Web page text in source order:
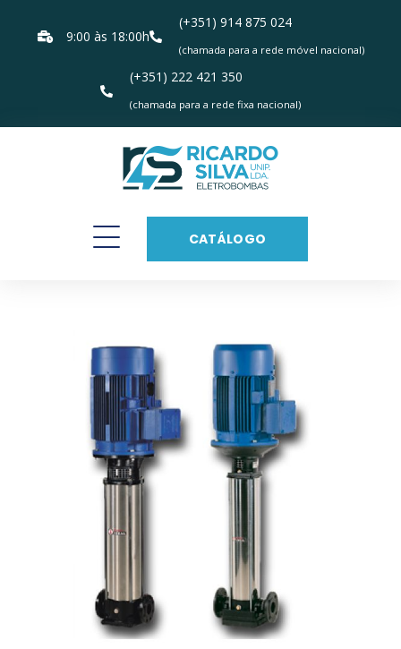
9:00 às 18:00h
(+351) 914 875 024
(chamada para a rede móvel nacional)
(+351) 222 421 350
(chamada para a rede fixa nacional)
CATÁLOGO